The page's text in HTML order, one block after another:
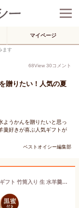
マイページ
ます
68View 30コメント
贈りたい！人気の夏
ようかんを贈りたいと思っ
羹好きが喜ぶ人気ギフトが
ベストオイシー編集部
＼夏ギフト お中元／ スイーツ 水ようかん ギフト 竹筒入り 生 水羊羹【黒蜜付き】 5個入りセット 送料無料 | お中元 御中元 夏ギフト 2026 父の日 みずようかん こしあん スイーツ お菓子 和菓子 高級和菓子 生菓子 お返し プレゼント ギフト お取り寄せ 早割